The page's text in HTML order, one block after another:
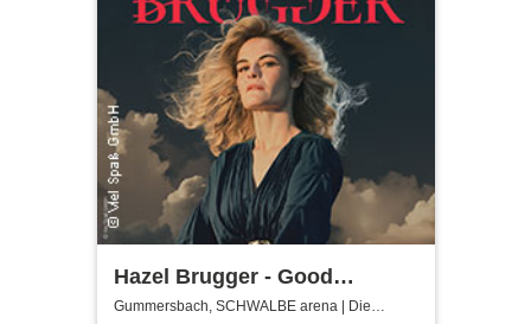
Hazel Brugger - Good
Evening Europe
Gummersbach, SCHWALBE arena | Die